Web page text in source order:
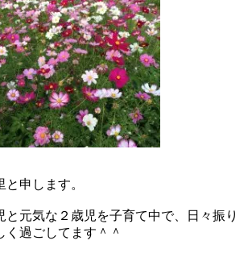
申します。
と元気な２歳児を子育て中で、日々振り
く過ごしてます＾＾